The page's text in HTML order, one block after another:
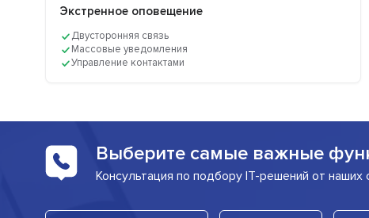
Экстренное оповещение
Двусторонняя связь
Массовые уведомления
Управление контактами
Выберите самые важные
Консультация по подбору IT-решений от наших